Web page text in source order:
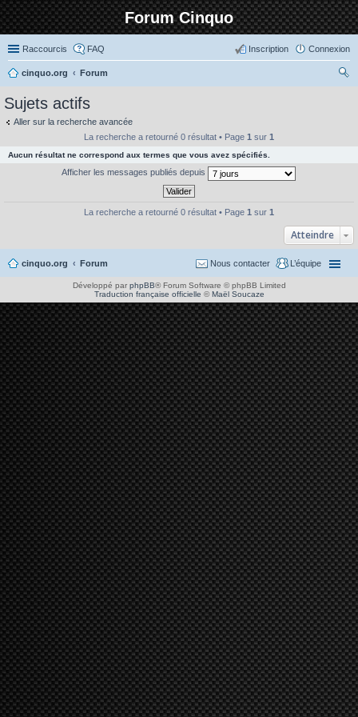
Forum Cinquo
Raccourcis FAQ Connexion
Inscription
cinquo.org
Forum
Sujets actifs
Aller sur la recherche avancée
La recherche a retourné 0 résultat • Page 1 sur 1
Aucun résultat ne correspond aux termes que vous avez spécifiés.
Afficher les messages publiés depuis
La recherche a retourné 0 résultat • Page 1 sur 1
Atteindre
cinquo.org Forum L’équipe
Nous contacter
Développé par phpBB® Forum Software © phpBB Limited
Traduction française officielle ©Maël Soucaze